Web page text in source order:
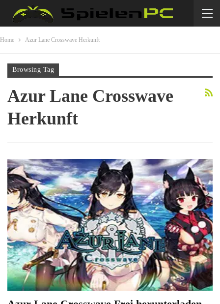
Home Azur Lane Crosswave Herkunft
Browsing Tag
Azur Lane Crosswave
Herkunft